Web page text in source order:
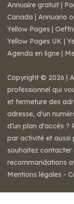
Annuaire gratuit |
Canada | Annuario
Yellow Pages |
Yellow Pages UK |
Agenda en ligne |
Copyright © 2026 |
professionnel qui
et fermeture des
adresse, d'un
d’un plan d'accès ?
par activité et aussi
souhaitez
recommandations
Mentions légales -